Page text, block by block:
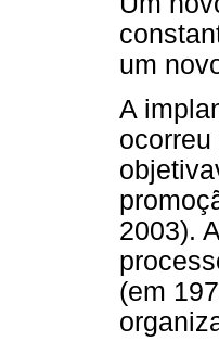
um
A
2003).
(em